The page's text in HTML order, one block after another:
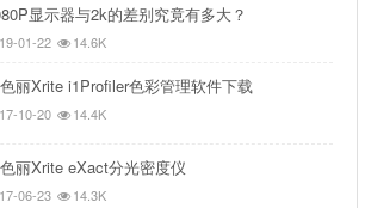
显示器与2k的差别究竟有多大？
01-22 14.6K
丽Xrite i1Profiler色彩管理软件下载
10-20 14.4K
丽Xrite eXact分光密度仪
06-23 14.3K